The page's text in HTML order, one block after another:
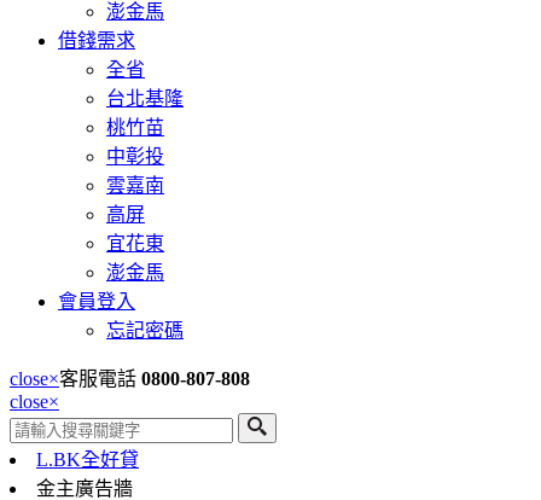
澎金馬
借錢需求
全省
台北基隆
桃竹苗
中彰投
雲嘉南
高屏
宜花東
澎金馬
會員登入
忘記密碼
close×客服電話 0800-807-808
close×
L.BK全好貸
金主廣告牆